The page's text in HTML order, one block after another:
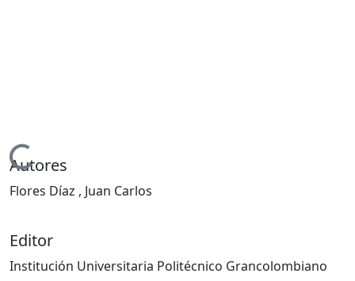
Cargando...
Autores
Flores Díaz , Juan Carlos
Editor
Institución Universitaria Politécnico Grancolombiano